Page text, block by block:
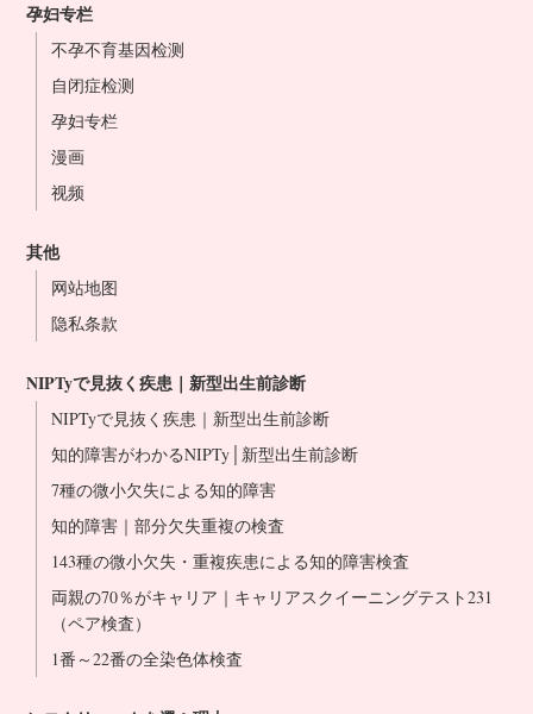
大宫站前院
东京站前院
横滨站前院
名古屋站前院
大阪站前院
难波心斋桥院
冈山站前院
博多站前院
医生介绍
孕妇专栏
不孕不育基因检测
自闭症检测
孕妇专栏
漫画
视频
其他
网站地图
隐私条款
NIPTyで見抜く疾患｜新型出生前診断
NIPTyで見抜く疾患｜新型出生前診断
知的障害がわかるNIPTy│新型出生前診断
7種の微小欠失による知的障害
知的障害｜部分欠失重複の検査
143種の微小欠失・重複疾患による知的障害検査
両親の70％がキャリア｜キャリアスクイーニングテスト231
（ペア検査）
1番～22番の全染色体検査